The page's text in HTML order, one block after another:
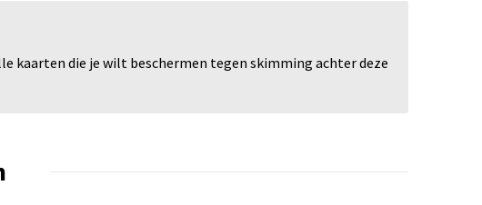
kaarten die je wilt beschermen tegen skimming achter deze